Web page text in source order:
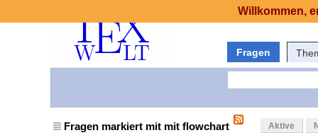
Fragen
Fragen markiert mit mit flowchart Aktive
Willkommen,